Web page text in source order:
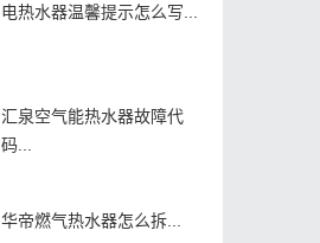
电热水器温馨提示怎么写...
汇泉空气能热水器故障代
码...
华帝燃气热水器怎么拆...